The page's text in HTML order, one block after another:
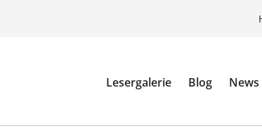
Lesergalerie Blog News